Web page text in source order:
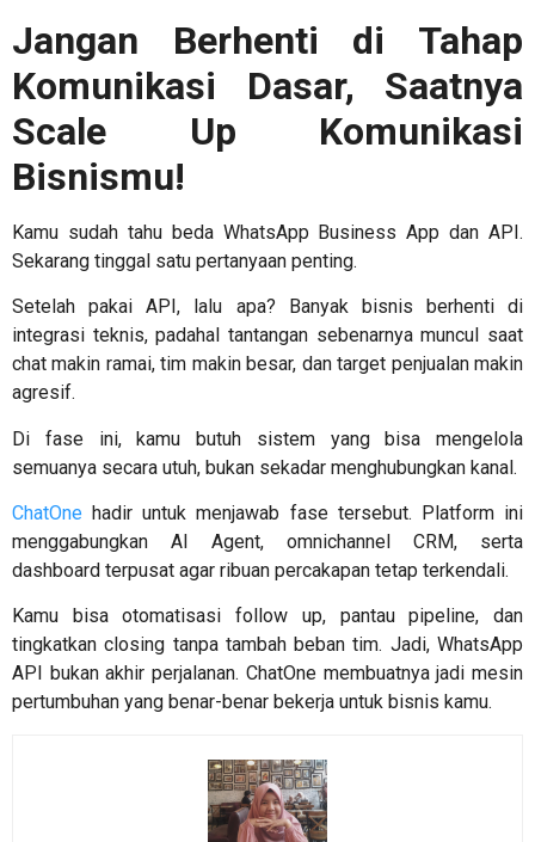
Jangan Berhenti di Tahap
Komunikasi Dasar, Saatnya
Scale Up Komunikasi
Bisnismu!
Kamu sudah tahu beda WhatsApp Business App dan API.
Sekarang tinggal satu pertanyaan penting.
Setelah pakai API, lalu apa? Banyak bisnis berhenti di
integrasi teknis, padahal tantangan sebenarnya muncul saat
chat makin ramai, tim makin besar, dan target penjualan makin
agresif.
Di fase ini, kamu butuh sistem yang bisa mengelola
semuanya secara utuh, bukan sekadar menghubungkan kanal.
ChatOne hadir untuk menjawab fase tersebut. Platform ini
menggabungkan AI Agent, omnichannel CRM, serta
dashboard terpusat agar ribuan percakapan tetap terkendali.
Kamu bisa otomatisasi follow up, pantau pipeline, dan
tingkatkan closing tanpa tambah beban tim. Jadi, WhatsApp
API bukan akhir perjalanan. ChatOne membuatnya jadi mesin
pertumbuhan yang benar-benar bekerja untuk bisnis kamu.